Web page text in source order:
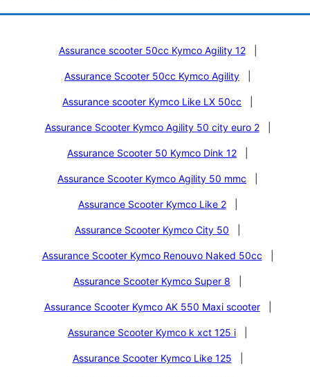
Assurance scooter 50cc Kymco Agility 12
Assurance Scooter 50cc Kymco Agility
Assurance scooter Kymco Like LX 50cc
Assurance Scooter Kymco Agility 50 city euro 2
Assurance Scooter 50 Kymco Dink 12
Assurance Scooter Kymco Agility 50 mmc
Assurance Scooter Kymco Like 2
Assurance Scooter Kymco City 50
Assurance Scooter Kymco Renouvo Naked 50cc
Assurance Scooter Kymco Super 8
Assurance Scooter Kymco AK 550 Maxi scooter
Assurance Scooter Kymco k xct 125 i
Assurance Scooter Kymco Like 125